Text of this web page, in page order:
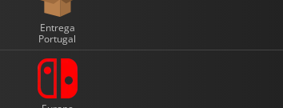
Entrega
Portugal